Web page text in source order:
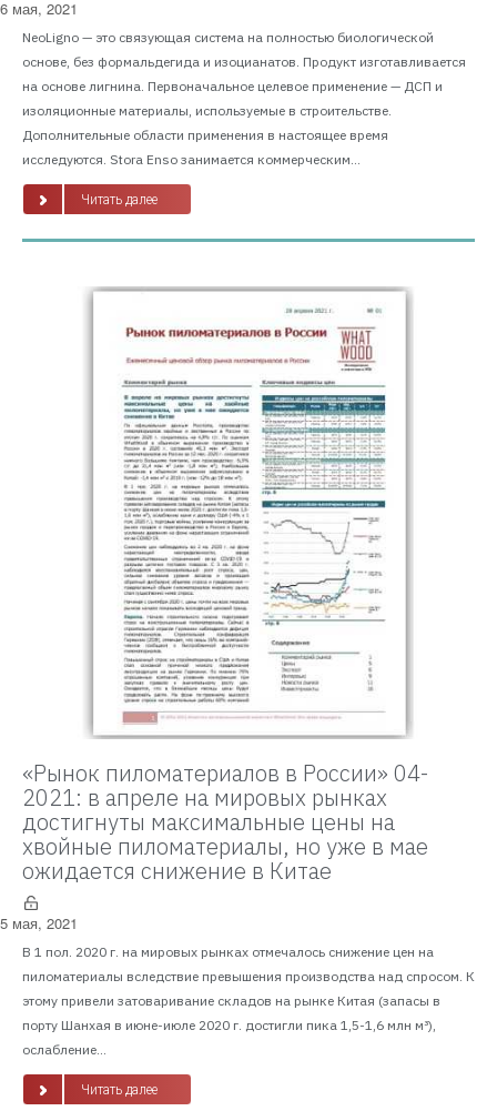
6 мая, 2021
NeoLigno — это связующая система на полностью биологической
основе, без формальдегида и изоцианатов. Продукт изготавливается
на основе лигнина. Первоначальное целевое применение — ДСП и
изоляционные материалы, используемые в строительстве.
Дополнительные области применения в настоящее время
исследуются. Stora Enso занимается коммерческим...
Читать далее
«Рынок пиломатериалов в России» 04-
2021: в апреле на мировых рынках
достигнуты максимальные цены на
хвойные пиломатериалы, но уже в мае
ожидается снижение в Китае
5 мая, 2021
В 1 пол. 2020 г. на мировых рынках отмечалось снижение цен на
пиломатериалы вследствие превышения производства над спросом. К
этому привели затоваривание складов на рынке Китая (запасы в
порту Шанхая в июне-июле 2020 г. достигли пика 1,5-1,6 млн м³),
ослабление...
Читать далее